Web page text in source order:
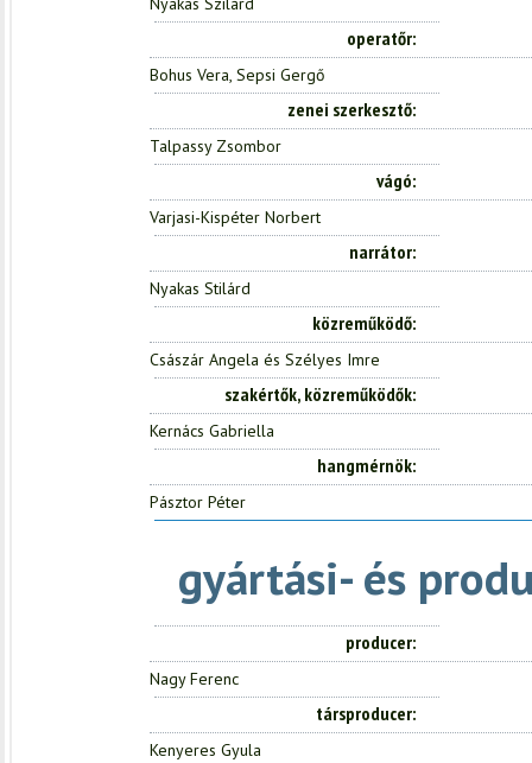
operatőr
Bohus Vera, Sepsi Gergő
zenei szerkesztő
Talpassy Zsombor
vágó
Varjasi-Kispéter Norbert
narrátor
Nyakas Stilárd
közreműködő
Császár Angela és Szélyes Imre
szakértők, közreműködők
Kernács Gabriella
hangmérnök
Pásztor Péter
gyártási- és
producer
Nagy Ferenc
társproducer
Kenyeres Gyula